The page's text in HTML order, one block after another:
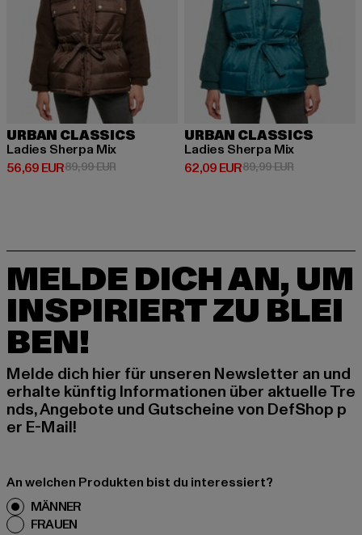
URBAN CLASSICS
Ladies Sherpa Mix
56,69 EUR
Derzeitiger Preis: 56,69 EUR
89,99 EURAktionspreis: 89,99 EUR
URBAN CLASSICS
Ladies Sherpa Mix
62,09 EUR
Derzeitiger Preis: 62,09 EUR
89,99 EURAktionspreis:
MELDE DICH AN, UM
INSPIRIERT ZU BLEI
BEN!
Melde dich hier für unseren Newsletter an und
erhalte künftig Informationen über aktuelle Tre
nds, Angebote und Gutscheine von DefShop p
er E-Mail!
An welchen Produkten bist du interessiert?
MÄNNER
FRAUEN